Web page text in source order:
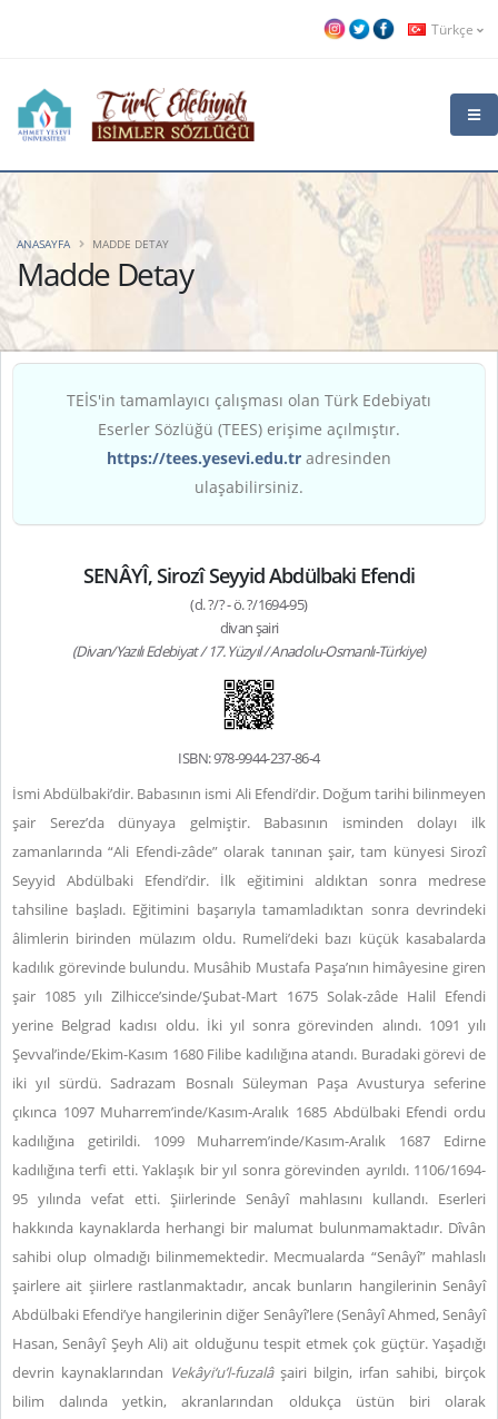
Türkçe
Madde Detay
ANASAYFA MADDE DETAY
TEİS'in tamamlayıcı çalışması olan Türk Edebiyatı
Eserler Sözlüğü (TEES) erişime açılmıştır.
https://tees.yesevi.edu.tr adresinden
ulaşabilirsiniz.
SENÂYÎ, Sirozî Seyyid Abdülbaki Efendi
(d. ?/? - ö. ?/1694-95)
divan şairi
(Divan/Yazılı Edebiyat / 17. Yüzyıl / Anadolu-Osmanlı-Türkiye)
ISBN: 978-9944-237-86-4
İsmi Abdülbaki’dir. Babasının ismi Ali Efendi’dir. Doğum tarihi bilinmeyen
şair Serez’da dünyaya gelmiştir. Babasının isminden dolayı ilk
zamanlarında “Ali Efendi-zâde” olarak tanınan şair, tam künyesi Sirozî
Seyyid Abdülbaki Efendi’dir. İlk eğitimini aldıktan sonra medrese
tahsiline başladı. Eğitimini başarıyla tamamladıktan sonra devrindeki
âlimlerin birinden mülazım oldu. Rumeli’deki bazı küçük kasabalarda
kadılık görevinde bulundu. Musâhib Mustafa Paşa’nın himâyesine giren
şair 1085 yılı Zilhicce’sinde/Şubat-Mart 1675 Solak-zâde Halil Efendi
yerine Belgrad kadısı oldu. İki yıl sonra görevinden alındı. 1091 yılı
Şevval’inde/Ekim-Kasım 1680 Filibe kadılığına atandı. Buradaki görevi de
iki yıl sürdü. Sadrazam Bosnalı Süleyman Paşa Avusturya seferine
çıkınca 1097 Muharrem’inde/Kasım-Aralık 1685 Abdülbaki Efendi ordu
kadılığına getirildi. 1099 Muharrem’inde/Kasım-Aralık 1687 Edirne
kadılığına terfi etti. Yaklaşık bir yıl sonra görevinden ayrıldı. 1106/1694-
95 yılında vefat etti. Şiirlerinde Senâyî mahlasını kullandı. Eserleri
hakkında kaynaklarda herhangi bir malumat bulunmamaktadır. Dîvân
sahibi olup olmadığı bilinmemektedir. Mecmualarda “Senâyî” mahlaslı
şairlere ait şiirlere rastlanmaktadır, ancak bunların hangilerinin Senâyî
Abdülbaki Efendi’ye hangilerinin diğer Senâyî’lere (Senâyî Ahmed, Senâyî
Hasan, Senâyî Şeyh Ali) ait olduğunu tespit etmek çok güçtür. Yaşadığı
devrin kaynaklarından Vekâyi‘u’l-fuzalâşairi bilgin, irfan sahibi, birçok
bilim dalında yetkin, akranlarından oldukça üstün biri olarak